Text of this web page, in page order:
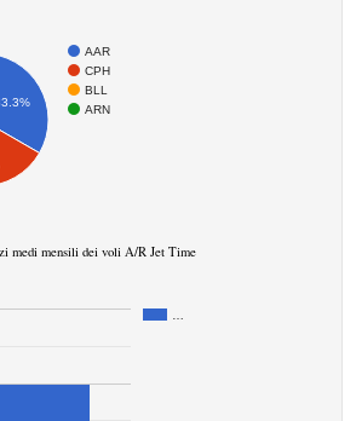
AAR
CPH
BLL
ARN
medi mensili dei voli A/R Jet Time